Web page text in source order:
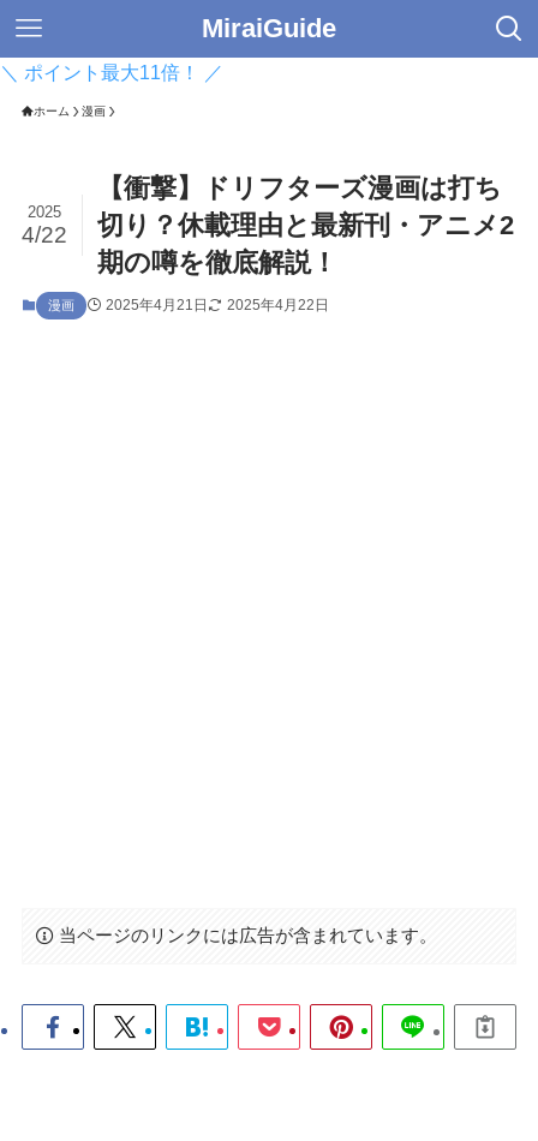
MiraiGuide
＼ ポイント最大11倍！ ／
ホーム 漫画
【衝撃】ドリフターズ漫画は打ち
切り？休載理由と最新刊・アニメ2
期の噂を徹底解説！
2025
4/22
漫画 2025年4月21日 2025年4月22日
当ページのリンクには広告が含まれています。